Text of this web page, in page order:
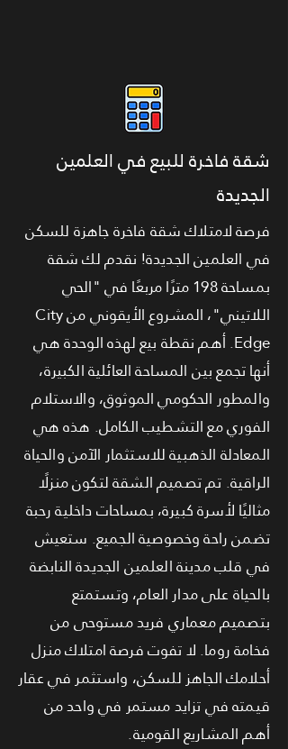
شقة فاخرة للبيع في العلمين
الجديدة
فرصة لامتلاك شقة فاخرة جاهزة للسكن
في العلمين الجديدة! نقدم لك شقة
بمساحة 198 مترًا مربعًا في "الحي
اللاتيني"، المشروع الأيقوني من City
Edge. أهم نقطة بيع لهذه الوحدة هي
أنها تجمع بين المساحة العائلية الكبيرة،
والمطور الحكومي الموثوق، والاستلام
الفوري مع التشطيب الكامل. هذه هي
المعادلة الذهبية للاستثمار الآمن والحياة
الراقية. تم تصميم الشقة لتكون منزلًا
مثاليًا لأسرة كبيرة، بمساحات داخلية رحبة
تضمن راحة وخصوصية الجميع. ستعيش
في قلب مدينة العلمين الجديدة النابضة
بالحياة على مدار العام، وتستمتع
بتصميم معماري فريد مستوحى من
فخامة روما. لا تفوت فرصة امتلاك منزل
أحلامك الجاهز للسكن، واستثمر في عقار
قيمته في تزايد مستمر في واحد من
أهم المشاريع القومية.